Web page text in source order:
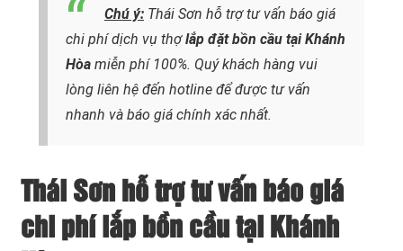
Chú ý: Thái Sơn hỗ trợ tư vấn báo giá
chi phí dịch vụ thợlắp đặt bồn cầu tại Khánh
Hòa miễn phí 100%. Quý khách hàng vui
lòng liên hệ đến hotline để được tư vấn
nhanh và báo giá chính xác nhất.
Thái Sơn hỗ trợ tư vấn báo giá
chi phí lắp bồn cầu tại Khánh